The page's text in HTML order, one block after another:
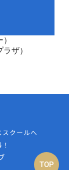
ザ）
クールへ
TOP